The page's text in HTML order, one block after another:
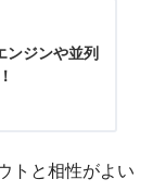
ンジンや並列
トと相性がよい